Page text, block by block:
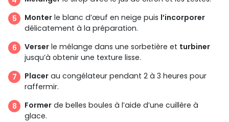
Monter le blanc d’œuf en neige puis l’incorporer
délicatement à la préparation.
Verser le mélange dans une sorbetière et turbiner
jusqu’à obtenir une texture lisse.
Placer au congélateur pendant 2 à 3 heures pour
raffermir.
Former de belles boules à l’aide d’une cuillère à
glace.